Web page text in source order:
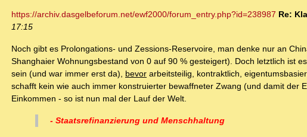
https://archiv.dasgelbeforum.net/ewf2000/forum_entry.php?id=238987 Re:
17:15
Noch gibt es Prolongations- und Zessions-Reservoire, man denke nur an
Shanghaier Wohnungsbestand von 0 auf 90 % gesteigert). Doch letztlich ist es
sein (und war immer erst da), bevor arbeitsteilig, kontraktlich,
schafft kein wie auch immer konstruierter bewaffneter Zwang (und damit der
Einkommen - so ist nun mal der Lauf der Welt.
- Staatsrefinanzierung und Menschhaltung